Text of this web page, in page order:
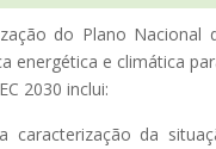
do Plano Nacional
energética e climática
2030 inclui:
caracterização da